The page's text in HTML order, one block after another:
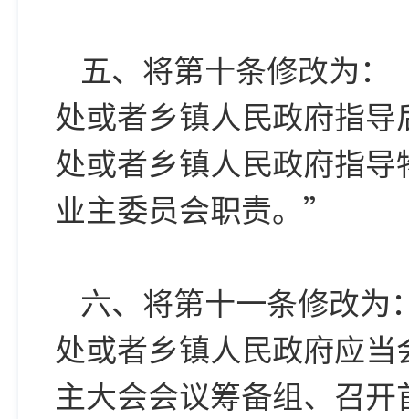
五、将第十条修改为
处或者乡镇人民政府指
处或者乡镇人民政府指
业主委员会职责。”
六、将第十一条修改
处或者乡镇人民政府应
主大会会议筹备组、召